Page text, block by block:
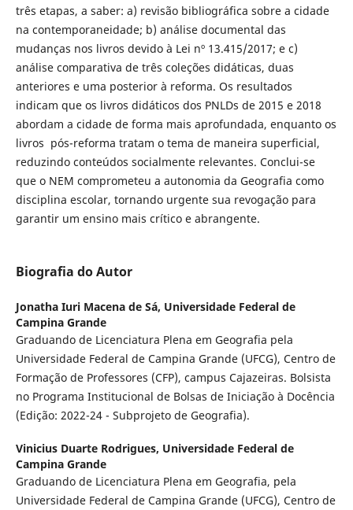
três etapas, a saber: a) revisão bibliográfica sobre a cidade
na contemporaneidade; b) análise documental das
mudanças nos livros devido à Lei nº 13.415/2017; e c)
análise comparativa de três coleções didáticas, duas
anteriores e uma posterior à reforma. Os resultados
indicam que os livros didáticos dos PNLDs de 2015 e 2018
abordam a cidade de forma mais aprofundada, enquanto os
livros pós-reforma tratam o tema de maneira superficial,
reduzindo conteúdos socialmente relevantes. Conclui-se
que o NEM comprometeu a autonomia da Geografia como
disciplina escolar, tornando urgente sua revogação para
garantir um ensino mais crítico e abrangente.
Biografia do Autor
Jonatha Iuri Macena de Sá, Universidade Federal de
Campina Grande
Graduando de Licenciatura Plena em Geografia pela
Universidade Federal de Campina Grande (UFCG), Centro de
Formação de Professores (CFP), campus Cajazeiras. Bolsista
no Programa Institucional de Bolsas de Iniciação à Docência
(Edição: 2022-24 - Subprojeto de Geografia).
Vinicius Duarte Rodrigues, Universidade Federal de
Campina Grande
Graduando de Licenciatura Plena em Geografia, pela
Universidade Federal de Campina Grande (UFCG), Centro de